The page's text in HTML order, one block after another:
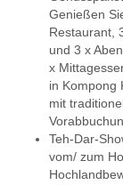
Genießen
Restaurant,
und 3 x
x
in Kompong
mit
Teh-Dar-
vom/ zum